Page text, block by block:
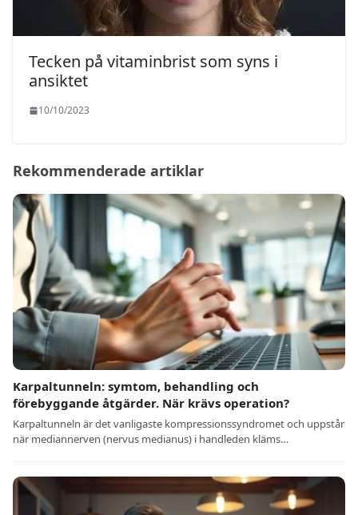
Tecken på vitaminbrist som syns i
ansiktet
10/10/2023
Rekommenderade artiklar
Karpaltunneln: symtom, behandling och
förebyggande åtgärder. När krävs operation?
Karpaltunneln är det vanligaste kompressionssyndromet och uppstår
när mediannerven (nervus medianus) i handleden kläms…